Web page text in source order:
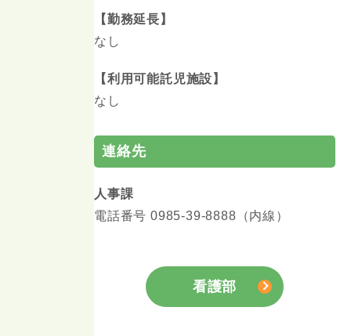
【勤務延長】
なし
【利用可能託児施設】
なし
連絡先
人事課
電話番号 0985-39-8888（内線）
看護部